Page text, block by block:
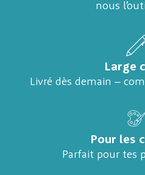
nous
Large
Livré dès demain –
Pour les
Parfait pour tes